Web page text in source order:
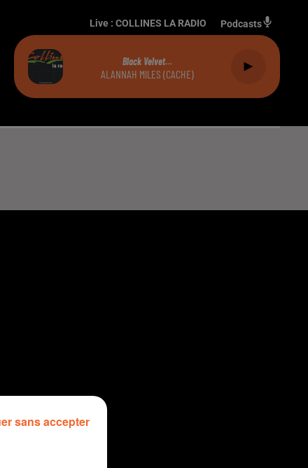
Live : COLLINES LA RADIO Podcasts
Black Velvet…
ALANNAH MILES (CACHE)
sans accepter